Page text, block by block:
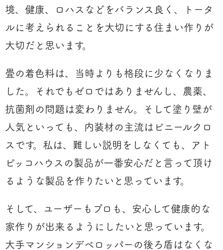
境、健康、ロハスなどをバランス良く、トータ
ルに考えられることを大切にする住まい作りが
大切だと思います。
畳の着色料は、当時よりも格段に少なくなりま
した。それでもゼロではありませんし、農薬、
抗菌剤の問題は変わりません。そして塗り壁が
人気といっても、内装材の主流はビニールクロ
スです。私は、難しい説明をしなくても、アト
ピッコハウスの製品が一番安心だと言って頂け
るような製品を作りたいと思っています。
そして、ユーザーもプロも、安心して健康的な
家作りが出来るようにしたいと思っています。
大手マンションデベロッパーの後ろ盾はなくな